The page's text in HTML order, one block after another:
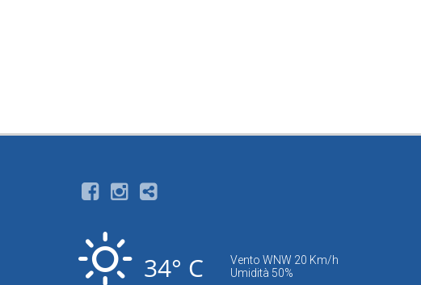
34° C
Vento WNW 20 Km/h
Umidità 50%